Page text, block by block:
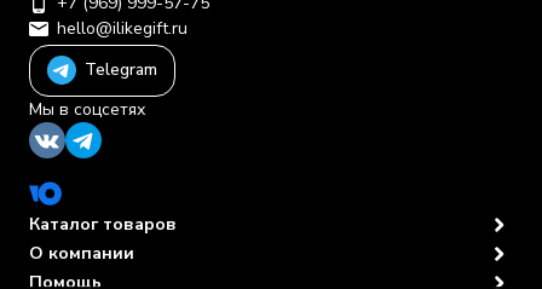
hello@ilikegift.ru
Telegram
Мы в соцсетях
Каталог товаров
О компании
Помощь